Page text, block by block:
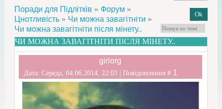
Поради для Підлітків » Форум »
Цнотливість » Чи можна завагітніти »
Чи можна завагітніти після мінету..
ЧИ МОЖНА ЗАВАГІТНІТИ ПІСЛЯ МІНЕТУ..
girlorg
Дата: Середа, 04.06.2014, 22:03 | Повідомлення # 1